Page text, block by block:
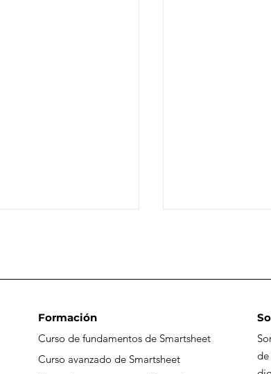
de las
visuales
Cómo
Smartsheet
Formación
Curso de fundamentos de Smartsheet
Curso avanzado de Smartsheet
de